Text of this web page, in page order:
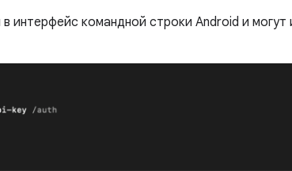
интерфейс командной строки Android и